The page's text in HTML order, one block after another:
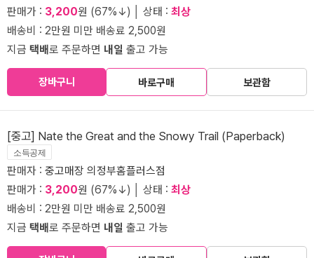
판매가 : 3,200원 (67%↓) │ 상태 : 최상
배송비 : 2만원 미만 배송료 2,500원
지금 택배로 주문하면 내일 출고 가능
장바구니 바로구매 보관함
[중고] Nate the Great and the Snowy Trail (Paperback)
소득공제
판매자 : 중고매장 의정부홈플러스점
판매가 : 3,200원 (67%↓) │ 상태 : 최상
배송비 : 2만원 미만 배송료 2,500원
지금 택배로 주문하면 내일 출고 가능